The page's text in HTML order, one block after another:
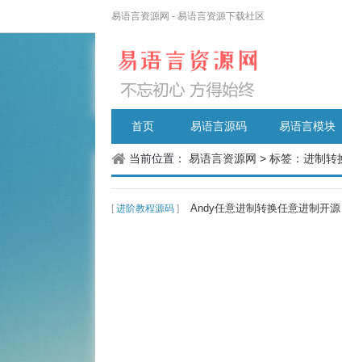
易语言资源网 - 易语言资源下载社区
首页 易语言源码 易语言模块
当前位置： 易语言资源网 > 标签：进制转
[ 进阶教程源码 ] Andy任意进制转换任意进制开源